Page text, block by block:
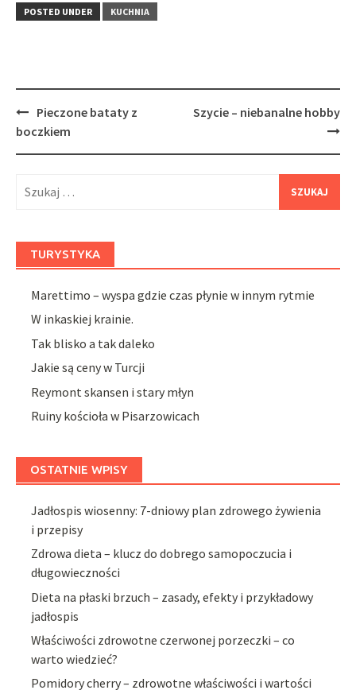
POSTED UNDER KUCHNIA
Post
navigation
Pieczone bataty z
boczkiem
Szycie – niebanalne hobby
TURYSTYKA
Marettimo – wyspa gdzie czas płynie w innym rytmie
W inkaskiej krainie.
Tak blisko a tak daleko
Jakie są ceny w Turcji
Reymont skansen i stary młyn
Ruiny kościoła w Pisarzowicach
OSTATNIE WPISY
Jadłospis wiosenny: 7-dniowy plan zdrowego żywienia
i przepisy
Zdrowa dieta – klucz do dobrego samopoczucia i
długowieczności
Dieta na płaski brzuch – zasady, efekty i przykładowy
jadłospis
Właściwości zdrowotne czerwonej porzeczki – co
warto wiedzieć?
Pomidory cherry – zdrowotne właściwości i wartości